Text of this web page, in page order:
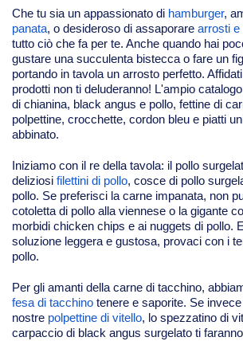
Che tu sia un appassionato di hamburger,
panata, o desideroso di assaporare arrosti e
tutto ciò che fa per te. Anche quando hai
gustare una succulenta bistecca o fare un
portando in tavola un arrosto perfetto.
prodotti non ti deluderanno! L'ampio
di chianina, black angus e pollo, fettine di
polpettine, crocchette, cordon bleu e piatti
abbinato.
Iniziamo con il re della tavola: il pollo
deliziosi filettini di pollo, cosce di pollo
pollo. Se preferisci la carne impanata, non
cotoletta di pollo alla viennese o la gigante
morbidi chicken chips e ai nuggets di pollo.
soluzione leggera e gustosa, provaci con i
pollo.
Per gli amanti della carne di tacchino,
fesa di tacchino tenere e saporite. Se
nostre polpettine di vitello, lo spezzatino di
carpaccio di black angus surgelato ti